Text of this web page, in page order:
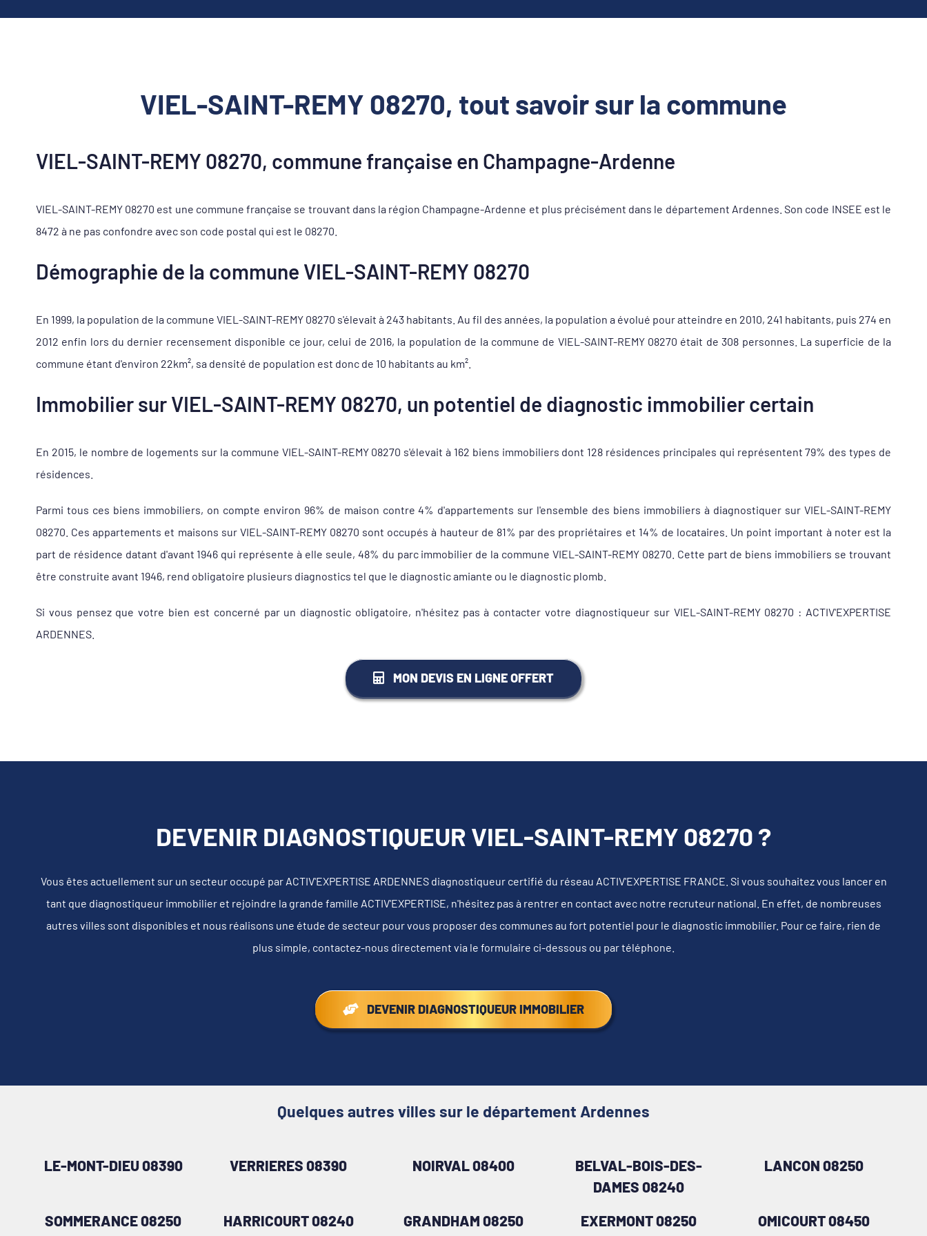
VIEL-SAINT-REMY 08270, tout savoir sur la commune
VIEL-SAINT-REMY 08270, commune française en Champagne-Ardenne
VIEL-SAINT-REMY 08270 est une commune française se trouvant dans la région Champagne-Ardenne et plus précisément dans le département Ardennes. Son code INSEE est le
8472 à ne pas confondre avec son code postal qui est le 08270.
Démographie de la commune VIEL-SAINT-REMY 08270
En 1999, la population de la commune VIEL-SAINT-REMY 08270 s'élevait à 243 habitants. Au fil des années, la population a évolué pour atteindre en 2010, 241 habitants, puis 274 en
2012 enfin lors du dernier recensement disponible ce jour, celui de 2016, la population de la commune de VIEL-SAINT-REMY 08270 était de 308 personnes. La superficie de la
commune étant d'environ 22km², sa densité de population est donc de 10 habitants au km².
Immobilier sur VIEL-SAINT-REMY 08270, un potentiel de diagnostic immobilier certain
En 2015, le nombre de logements sur la commune VIEL-SAINT-REMY 08270 s'élevait à 162 biens immobiliers dont 128 résidences principales qui représentent 79% des types de
résidences.
Parmi tous ces biens immobiliers, on compte environ 96% de maison contre 4% d'appartements sur l'ensemble des biens immobiliers à diagnostiquer sur VIEL-SAINT-REMY
08270. Ces appartements et maisons sur VIEL-SAINT-REMY 08270 sont occupés à hauteur de 81% par des propriétaires et 14% de locataires. Un point important à noter est la
part de résidence datant d'avant 1946 qui représente à elle seule, 48% du parc immobilier de la commune VIEL-SAINT-REMY 08270. Cette part de biens immobiliers se trouvant
être construite avant 1946, rend obligatoire plusieurs diagnostics tel que le diagnostic amiante ou le diagnostic plomb.
Si vous pensez que votre bien est concerné par un diagnostic obligatoire, n'hésitez pas à contacter votre diagnostiqueur sur VIEL-SAINT-REMY 08270 : ACTIV'EXPERTISE
ARDENNES.
MON DEVIS EN LIGNE OFFERT
DEVENIR DIAGNOSTIQUEUR VIEL-SAINT-REMY 08270 ?
Vous êtes actuellement sur un secteur occupé par ACTIV'EXPERTISE ARDENNES diagnostiqueur certifié du réseau ACTIV'EXPERTISE FRANCE. Si vous souhaitez vous lancer en
tant que diagnostiqueur immobilier et rejoindre la grande famille ACTIV'EXPERTISE, n'hésitez pas à rentrer en contact avec notre recruteur national. En effet, de nombreuses
autres villes sont disponibles et nous réalisons une étude de secteur pour vous proposer des communes au fort potentiel pour le diagnostic immobilier. Pour ce faire, rien de
plus simple, contactez-nous directement via le formulaire ci-dessous ou par téléphone.
DEVENIR DIAGNOSTIQUEUR IMMOBILIER
Quelques autres villes sur le département Ardennes
LE-MONT-DIEU 08390 VERRIERES 08390 NOIRVAL 08400
BELVAL-BOIS-DES-
DAMES 08240
LANCON 08250
SOMMERANCE 08250 HARRICOURT 08240 GRANDHAM 08250 EXERMONT 08250 OMICOURT 08450